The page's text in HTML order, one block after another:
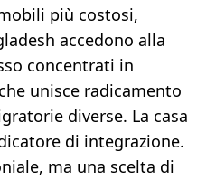
più costosi,
accedono alla
concentrati in
unisce radicamento
diverse. La casa
di integrazione.
ma una scelta di